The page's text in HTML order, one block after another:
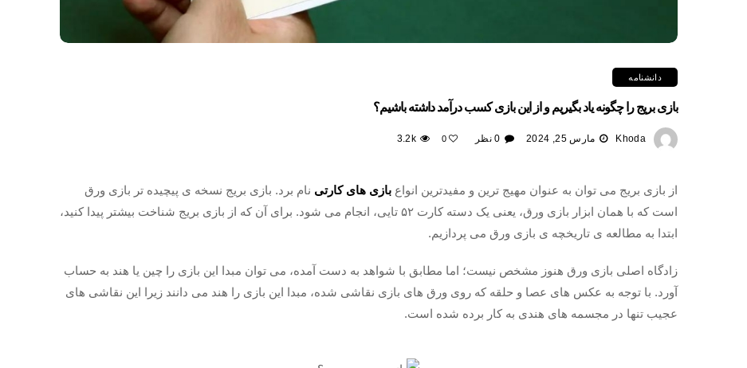
دانشنامه
بازی بریج را چگونه یاد بگیریم و از این بازی کسب درآمد داشته باشیم؟
Khoda مارس 25, 2024 0 نظر 0
3.2k
از بازی بریج می توان به عنوان مهیج ترین و مفیدترین انواع بازی های کارتی نام برد. بازی بریج نسخه ی پیچیده تر بازی ورق
است که با همان ابزار بازی ورق، یعنی یک دسته کارت ۵۲ تایی، انجام می شود. برای آن که از بازی بریج شناخت بیشتر پیدا کنید،
ابتدا به مطالعه ی تاریخچه ی بازی ورق می پردازیم.
زادگاه اصلی بازی ورق هنوز مشخص نیست؛ اما مطابق با شواهد به دست آمده، می توان مبدا این بازی را چین یا هند به حساب
آورد. با توجه به عکس های عصا و حلقه که روی ورق های بازی نقاشی شده، مبدا این بازی را هند می دانند زیرا این نقاشی های
عجیب تنها در مجسمه های هندی به کار برده شده است.